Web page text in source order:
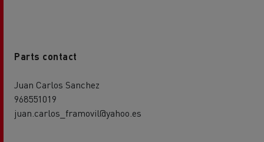
Parts contact
Juan Carlos Sanchez
968551019
juan.carlos_framovil@yahoo.es